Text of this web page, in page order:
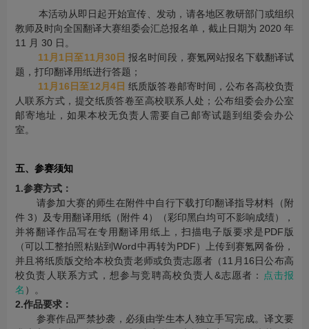
本活动从即日起开始宣传、发动，请各地区教研部门或组织
教师及时向全国翻译大赛组委会汇总报名单，截止日期为 2020 年
11 月 30 日。
11月1日至11月30日 报名时间段，赛氪网站报名下载翻译试
题，打印翻译用纸进行答题；
11月16日至12月4日 纸质版答卷邮寄时间，公布各高校负责
人联系方式，提交纸质答卷至高校联系人处；公布组委会办公室
邮寄地址，如果本校无负责人需要自己邮寄试题到组委会办公
室。
五、参赛须知
1.参赛方式：
请参加大赛的师生在附件中自行下载打印翻译指导材料（附
件 3）及专用翻译用纸（附件 4）（彩印黑白均可不影响成绩），
并将翻译作品写在专用翻译用纸上，扫描电子版要求是PDF版
（可以工整拍照粘贴到Word中再转为PDF）上传到赛氪网备份，
并且将纸质版交给本校负责老师或负责志愿者（11月16日公布高
校负责人联系方式，想参与竞聘高校负责人&志愿者：
点击报
名 ）。
2.作品要求：
参赛作品严禁抄袭，必须由学生本人独立手写完成。译文要